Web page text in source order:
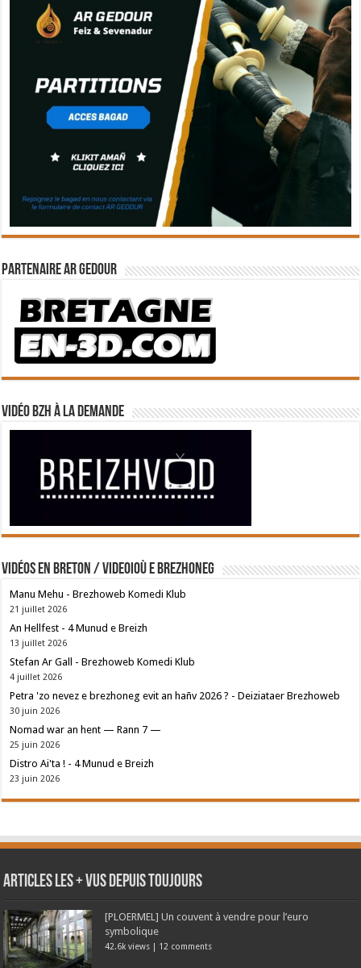
Partenaire Ar Gedour
Vidéo BZH à la demande
Vidéos en breton / Videoioù e brezhoneg
Manu Mehu - Brezhoweb Komedi Klub
21 juillet 2026
An Hellfest - 4 Munud e Breizh
13 juillet 2026
Stefan Ar Gall - Brezhoweb Komedi Klub
4 juillet 2026
Petra 'zo nevez e brezhoneg evit an hañv 2026 ? - Deiziataer Brezhoweb
30 juin 2026
Nomad war an hent — Rann 7 —
25 juin 2026
Distro Ai'ta ! - 4 Munud e Breizh
23 juin 2026
Articles les + vus depuis toujours
[PLOERMEL] Un couvent à vendre pour l’euro
symbolique
42.6k views | 12 comments